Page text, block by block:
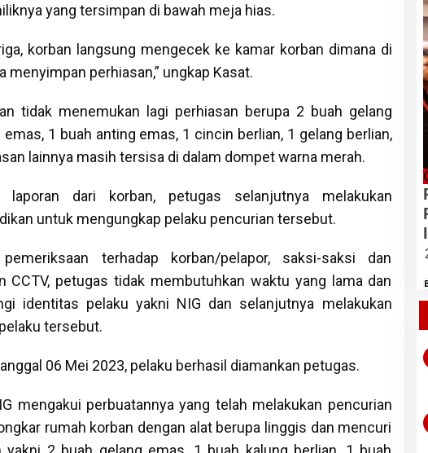
yang tersimpan di bawah meja hias.
korban langsung mengecek ke kamar korban dimana di
menyimpan perhiasan,” ungkap Kasat.
tidak menemukan lagi perhiasan berupa 2 buah gelang
1 buah anting emas, 1 cincin berlian, 1 gelang berlian,
lainnya masih tersisa di dalam dompet warna merah.
laporan dari korban, petugas selanjutnya melakukan
untuk mengungkap pelaku pencurian tersebut.
terhadap korban/pelapor, saksi-saksi dan
CCTV, petugas tidak membutuhkan waktu yang lama dan
identitas pelaku yakni NIG dan selanjutnya melakukan
tersebut.
06 Mei 2023, pelaku berhasil diamankan petugas.
mengakui perbuatannya yang telah melakukan pencurian
rumah korban dengan alat berupa linggis dan mencuri